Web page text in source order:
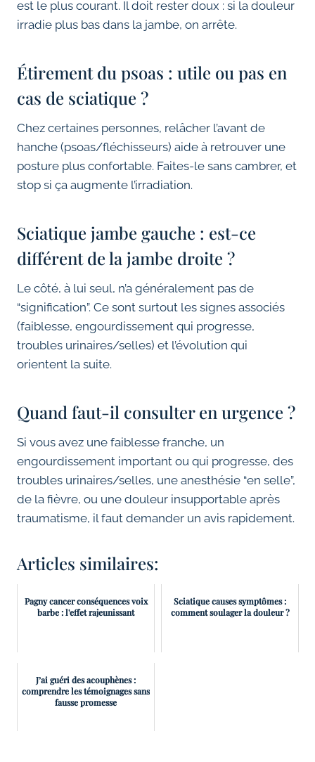
est le plus courant. Il doit rester doux : si la douleur
irradie plus bas dans la jambe, on arrête.
Étirement du psoas : utile ou pas en
cas de sciatique ?
Chez certaines personnes, relâcher l’avant de
hanche (psoas/fléchisseurs) aide à retrouver une
posture plus confortable. Faites-le sans cambrer, et
stop si ça augmente l’irradiation.
Sciatique jambe gauche : est-ce
différent de la jambe droite ?
Le côté, à lui seul, n’a généralement pas de
“signification”. Ce sont surtout les signes associés
(faiblesse, engourdissement qui progresse,
troubles urinaires/selles) et l’évolution qui
orientent la suite.
Quand faut-il consulter en urgence ?
Si vous avez une faiblesse franche, un
engourdissement important ou qui progresse, des
troubles urinaires/selles, une anesthésie “en selle”,
de la fièvre, ou une douleur insupportable après
traumatisme, il faut demander un avis rapidement.
Articles similaires:
Pagny cancer conséquences voix
barbe : l'effet rajeunissant
Sciatique causes symptômes :
comment soulager la douleur ?
J’ai guéri des acouphènes :
comprendre les témoignages sans
fausse promesse